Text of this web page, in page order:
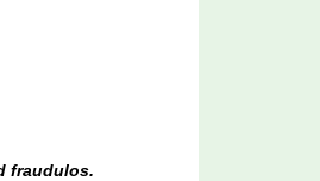
fraudulos.